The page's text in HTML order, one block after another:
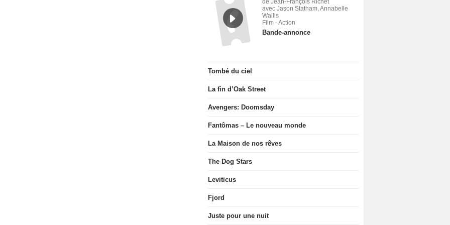
avec Jason Statham, Annabelle
Wallis
Film - Action
Bande-annonce
Tombé du ciel
La fin d’Oak Street
Avengers: Doomsday
Fantômas – Le nouveau monde
La Maison de nos rêves
The Dog Stars
Leviticus
Fjord
Juste pour une nuit